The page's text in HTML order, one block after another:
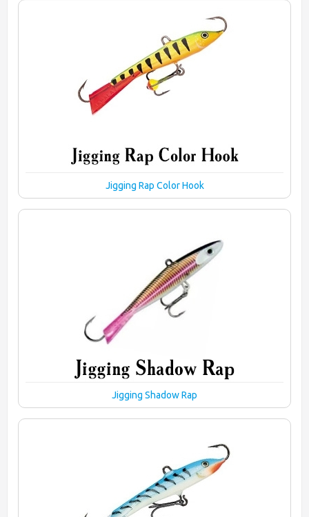
Jigging Rap Color Hook
Jigging Shadow Rap